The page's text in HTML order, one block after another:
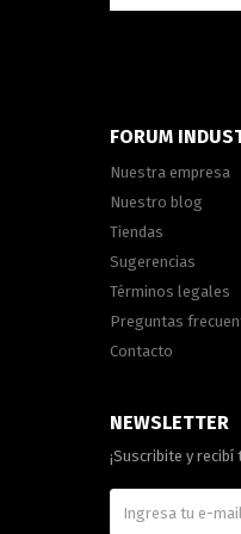
FORUM
Nuestra empresa
Nuestro blog
Tiendas
Sugerencias
Términos legales
Preguntas
Contacto
NEWSLETTER
¡Suscribite y